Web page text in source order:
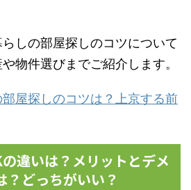
しの部屋探しのコツについて
物件選びまでご紹介します。
屋探しのコツは？上京する前
違いは？メリットとデメ
？どっちがいい？